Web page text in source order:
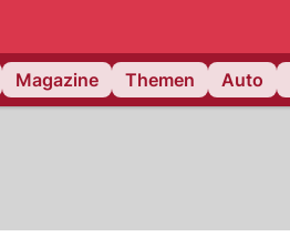
Magazine Themen Auto